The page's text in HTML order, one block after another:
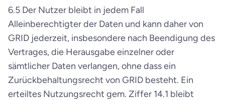
6.5 Der Nutzer bleibt in jedem Fall
Alleinberechtigter der Daten und kann daher von
GRID jederzeit, insbesondere nach Beendigung des
Vertrages, die Herausgabe einzelner oder
sämtlicher Daten verlangen, ohne dass ein
Zurückbehaltungsrecht von GRID besteht. Ein
erteiltes Nutzungsrecht gem. Ziffer 14.1 bleibt